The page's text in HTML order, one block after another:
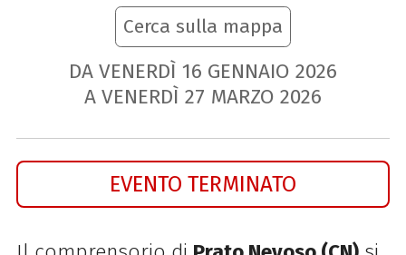
Cerca sulla mappa
DA VENERDÌ 16 GENNAIO 2026
A VENERDÌ 27 MARZO 2026
EVENTO TERMINATO